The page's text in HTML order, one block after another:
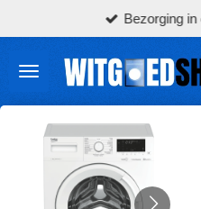
direct
naar
hoofdinhoud
Bezorging